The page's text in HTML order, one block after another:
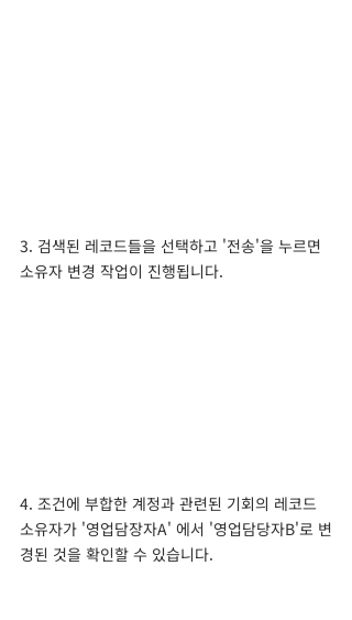
3. 검색된 레코드들을 선택하고 '전송'을 누르면
소유자 변경 작업이 진행됩니다.
4. 조건에 부합한 계정과 관련된 기회의 레코드
소유자가 '영업담장자A' 에서 '영업담당자B'로 변
경된 것을 확인할 수 있습니다.